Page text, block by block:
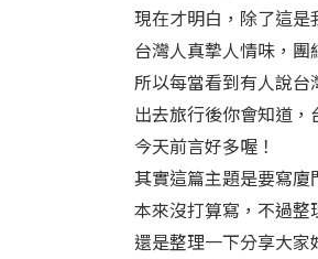
現在才明白，除了這
台灣人真摯人情味，
所以每當看到有人說
出去旅行後你會知道
今天前言好多喔！
其實這篇主題是要寫
本來沒打算寫，不過
還是整理一下分享大